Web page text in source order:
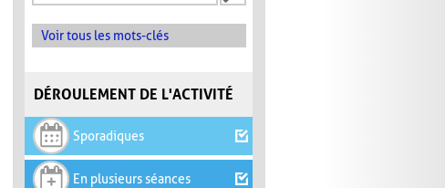
Voir tous les mots-clés
DÉROULEMENT DE L'ACTIVITÉ
Sporadiques
En plusieurs séances